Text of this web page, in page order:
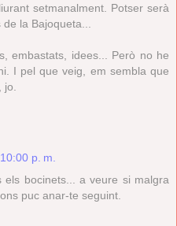
setmanalment. Potser serà
la Bajoqueta...
embastats, idees... Però no he
I pel que veig, em sembla que
p. m.
bocinets... a veure si malgra
puc anar-te seguint.